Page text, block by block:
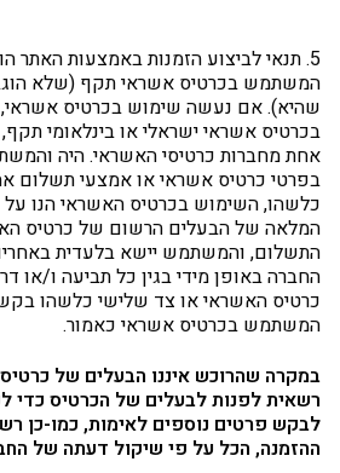
5. תנאי לביצוע הזמנות באמצעות האתר
המשתמש בכרטיס אשראי תקף (שלא
שהיא). אם נעשה שימוש בכרטיס
בכרטיס אשראי ישראלי או בינלאומי
אחת מחברות כרטיסי האשראי. היה
בפרטי כרטיס אשראי או אמצעי תשלום
כלשהו, השימוש בכרטיס האשראי הנו
המלאה של הבעלים הרשום של כרטיס
התשלום, והמשתמש יישא בלעדית
החברה באופן מידי בגין כל תביעה ו/או
כרטיס האשראי או צד שלישי כלשהו
המשתמש בכרטיס אשראי כאמור.
במקרה שהרוכש איננו הבעלים של
רשאית לפנות לבעלים של הכרטיס כדי
לבקש פרטים נוספים לאימות, כמו-כן
ההזמנה, הכל על פי שיקול דעתה של